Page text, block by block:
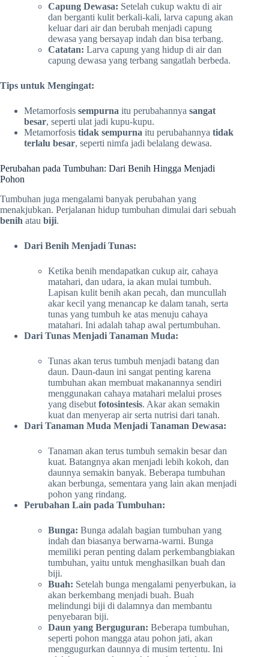
Capung Dewasa: Setelah cukup waktu di air
dan berganti kulit berkali-kali, larva capung akan
keluar dari air dan berubah menjadi capung
dewasa yang bersayap indah dan bisa terbang.
Catatan: Larva capung yang hidup di air dan
capung dewasa yang terbang sangatlah berbeda.
Tips untuk Mengingat:
Metamorfosis sempurna itu perubahannya sangat
besar, seperti ulat jadi kupu-kupu.
Metamorfosis tidak sempurna itu perubahannya tidak
terlalu besar, seperti nimfa jadi belalang dewasa.
Perubahan pada Tumbuhan: Dari Benih Hingga Menjadi
Pohon
Tumbuhan juga mengalami banyak perubahan yang
menakjubkan. Perjalanan hidup tumbuhan dimulai dari sebuah
benih atau biji.
Dari Benih Menjadi Tunas:
Ketika benih mendapatkan cukup air, cahaya
matahari, dan udara, ia akan mulai tumbuh.
Lapisan kulit benih akan pecah, dan muncullah
akar kecil yang menancap ke dalam tanah, serta
tunas yang tumbuh ke atas menuju cahaya
matahari. Ini adalah tahap awal pertumbuhan.
Dari Tunas Menjadi Tanaman Muda:
Tunas akan terus tumbuh menjadi batang dan
daun. Daun-daun ini sangat penting karena
tumbuhan akan membuat makanannya sendiri
menggunakan cahaya matahari melalui proses
yang disebut fotosintesis. Akar akan semakin
kuat dan menyerap air serta nutrisi dari tanah.
Dari Tanaman Muda Menjadi Tanaman Dewasa:
Tanaman akan terus tumbuh semakin besar dan
kuat. Batangnya akan menjadi lebih kokoh, dan
daunnya semakin banyak. Beberapa tumbuhan
akan berbunga, sementara yang lain akan menjadi
pohon yang rindang.
Perubahan Lain pada Tumbuhan:
Bunga: Bunga adalah bagian tumbuhan yang
indah dan biasanya berwarna-warni. Bunga
memiliki peran penting dalam perkembangbiakan
tumbuhan, yaitu untuk menghasilkan buah dan
biji.
Buah: Setelah bunga mengalami penyerbukan, ia
akan berkembang menjadi buah. Buah
melindungi biji di dalamnya dan membantu
penyebaran biji.
Daun yang Berguguran: Beberapa tumbuhan,
seperti pohon mangga atau pohon jati, akan
menggugurkan daunnya di musim tertentu. Ini